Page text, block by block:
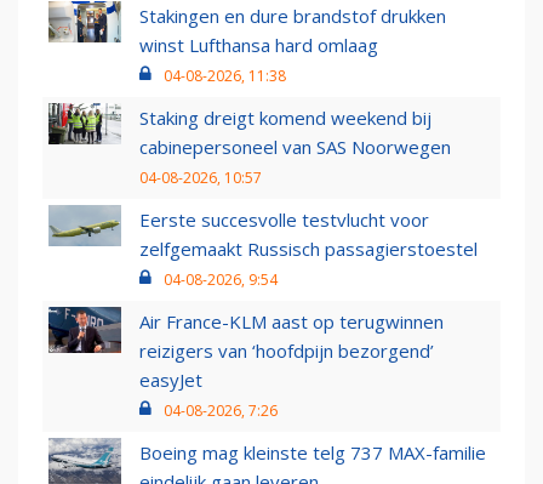
Stakingen en dure brandstof drukken
winst Lufthansa hard omlaag
04-08-2026, 11:38
Staking dreigt komend weekend bij
cabinepersoneel van SAS Noorwegen
04-08-2026, 10:57
Eerste succesvolle testvlucht voor
zelfgemaakt Russisch passagierstoestel
04-08-2026, 9:54
Air France-KLM aast op terugwinnen
reizigers van ‘hoofdpijn bezorgend’
easyJet
04-08-2026, 7:26
Boeing mag kleinste telg 737 MAX-familie